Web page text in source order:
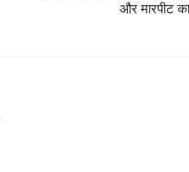
और मारपीट